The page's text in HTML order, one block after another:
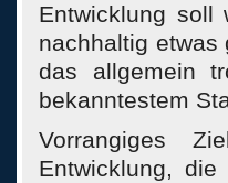
Entwicklung soll
nachhaltig etwas
das allgemein
bekanntestem
Vorrangiges
Entwicklung,